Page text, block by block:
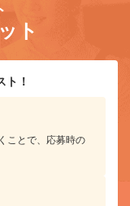
ト
ト！
ことで、応募時の